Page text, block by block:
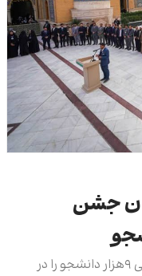
جشن
آستان مقدس علوی، جشن فارغ‌ا‌لتحصیلی ۹هزار دانشجو را در